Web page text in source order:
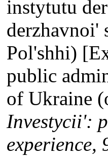
instytutu
derzhavnoi'
Pol'shhi)
public
of Ukraine
Investycii':
experience,